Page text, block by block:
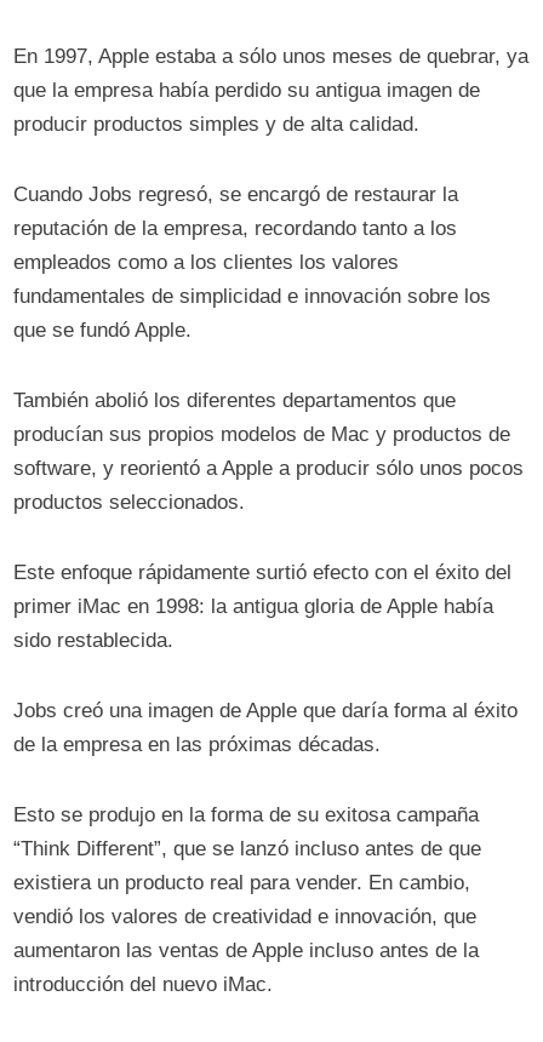
En 1997, Apple estaba a sólo unos meses de quebrar, ya
que la empresa había perdido su antigua imagen de
producir productos simples y de alta calidad.
Cuando Jobs regresó, se encargó de restaurar la
reputación de la empresa, recordando tanto a los
empleados como a los clientes los valores
fundamentales de simplicidad e innovación sobre los
que se fundó Apple.
También abolió los diferentes departamentos que
producían sus propios modelos de Mac y productos de
software, y reorientó a Apple a producir sólo unos pocos
productos seleccionados.
Este enfoque rápidamente surtió efecto con el éxito del
primer iMac en 1998: la antigua gloria de Apple había
sido restablecida.
Jobs creó una imagen de Apple que daría forma al éxito
de la empresa en las próximas décadas.
Esto se produjo en la forma de su exitosa campaña
“Think Different”, que se lanzó incluso antes de que
existiera un producto real para vender. En cambio,
vendió los valores de creatividad e innovación, que
aumentaron las ventas de Apple incluso antes de la
introducción del nuevo iMac.